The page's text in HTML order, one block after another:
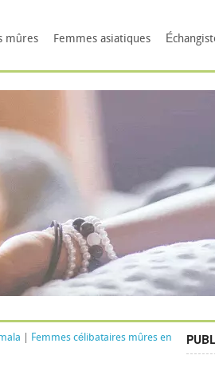
mûres Femmes asiatiques
Femmes célibataires mûres en